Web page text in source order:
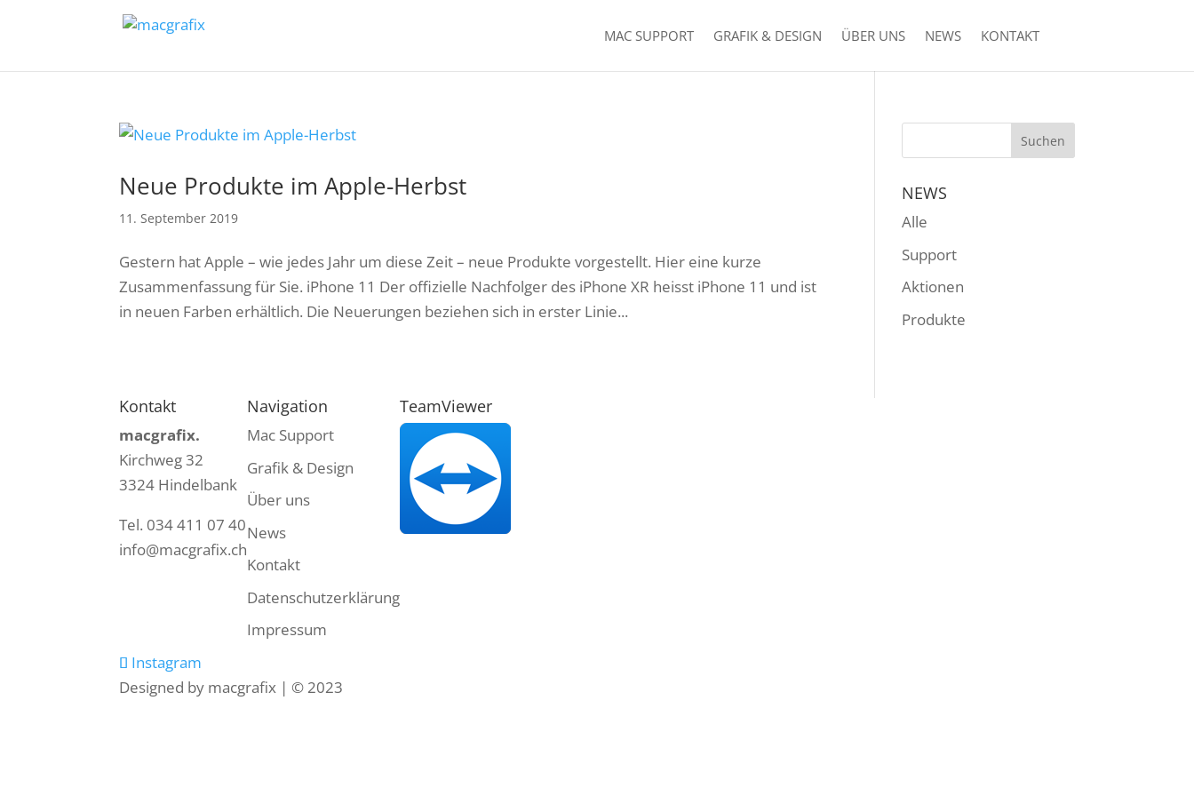
MAC SUPPORT GRAFIK & DESIGN ÜBER UNS NEWS KONTAKT
Neue Produkte im Apple-Herbst
11. September 2019
Gestern hat Apple – wie jedes Jahr um diese Zeit – neue Produkte vorgestellt. Hier eine kurze
Zusammenfassung für Sie. iPhone 11 Der offizielle Nachfolger des iPhone XR heisst iPhone 11 und ist
in neuen Farben erhältlich. Die Neuerungen beziehen sich in erster Linie...
NEWS
Alle
Support
Aktionen
Produkte
Kontakt
macgrafix.
Kirchweg 32
3324 Hindelbank
Tel. 034 411 07 40
info@macgrafix.ch
Navigation
Mac Support
Grafik & Design
Über uns
News
Kontakt
Datenschutzerklärung
Impressum
TeamViewer
Instagram
Designed by macgrafix | © 2023